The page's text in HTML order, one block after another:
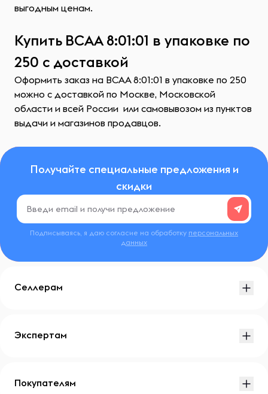
выгодным ценам.
Купить ВСАА 8:01:01 в упаковке по
250 с доставкой
Оформить заказ на ВСАА 8:01:01 в упаковке по 250
можно с доставкой по Москве, Московской
области и всей России или самовывозом из пунктов
выдачи и магазинов продавцов.
Получайте специальные предложения и
скидки
Подписываясь, я даю согласие на обработку персональных
данных
Селлерам
Экспертам
Покупателям